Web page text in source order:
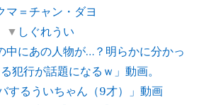
マ＝チャン・ダヨ
▼ しぐれうい
中にあの人物が…？明らかに分かっ
犯行が話題になるｗ」動画。
するういちゃん（9才）」動画